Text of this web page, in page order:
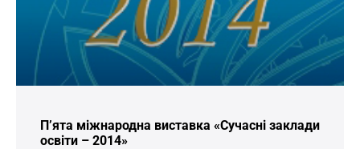
П’ята міжнародна виставка «Сучасні заклади
освіти – 2014»